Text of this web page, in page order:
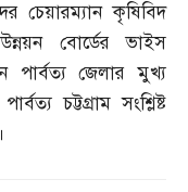
চেয়ারম্যান কৃষিবিদ
উন্নয়ন বোর্ডের ভাইস
পার্বত্য জেলার মুখ্য
চট্টগ্রাম সংশ্লিষ্ট